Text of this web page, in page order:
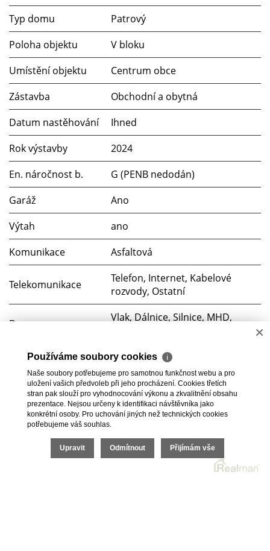
Typ domu
Patrový
Poloha objektu
V bloku
Umístění objektu
Centrum obce
Zástavba
Obchodní a obytná
Datum nastěhování
Ihned
Rok výstavby
2024
En. náročnost b.
G (PENB nedodán)
Garáž
Ano
Výtah
ano
Komunikace
Asfaltová
Telekomunikace
Telefon, Internet, Kabelové
rozvody, Ostatní
Doprava
Vlak, Dálnice, Silnice, MHD,
Voda
Dálkový vodovod
Elektřina
230V
Odpad
Veřejná kanalizace
2026 © BC Commerce s.r.o., všechna práva vyhrazena |
Povinně zveřejňované informace
Realitní SWRealman
×
Používáme soubory cookies ℹ
Naše soubory potřebujeme pro samotnou funkčnost webu a pro
uložení vašich předvoleb při jeho procházení. Cookies třetích
stran pak slouží pro vyhodnocování výkonu a zkvalitnění obsahu
prezentace. Nejsou určeny k identifikaci návštěvníka jako
konkrétní osoby. Pro uchování jiných než technických cookies
potřebujeme váš souhlas.
Upravit Odmítnout Přijímám vše